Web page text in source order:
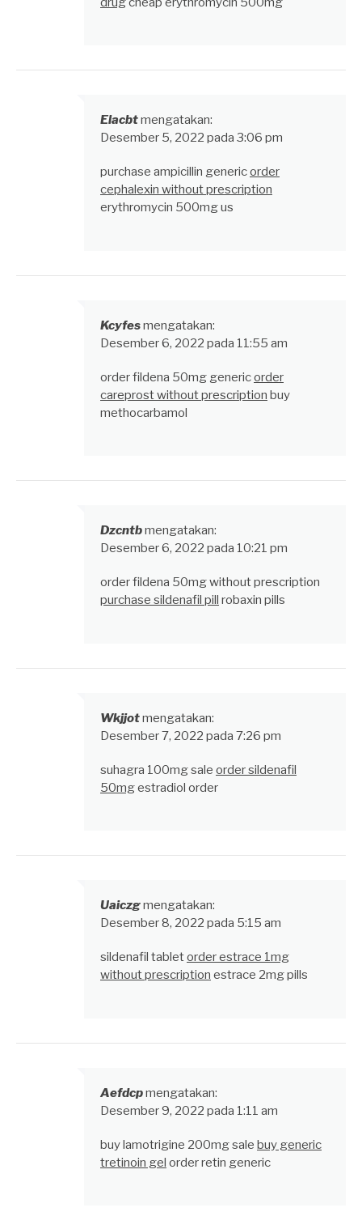
Elacbtmengatakan:
Desember 5, 2022 pada 3:06 pm
purchase ampicillin genericorder
cephalexin without prescription
erythromycin 500mg us
Kcyfesmengatakan:
Desember 6, 2022 pada 11:55 am
order fildena 50mg genericorder
careprost without prescription buy
methocarbamol
Dzcntbmengatakan:
Desember 6, 2022 pada 10:21 pm
order fildena 50mg without prescription
purchase sildenafil pill robaxin pills
Wkjjotmengatakan:
Desember 7, 2022 pada 7:26 pm
suhagra 100mg sale order sildenafil
50mgestradiol order
Uaiczgmengatakan:
Desember 8, 2022 pada 5:15 am
sildenafil tabletorder estrace 1mg
without prescription estrace 2mg pills
Aefdcpmengatakan:
Desember 9, 2022 pada 1:11 am
buy lamotrigine 200mg sale buy generic
tretinoin gel order retin generic